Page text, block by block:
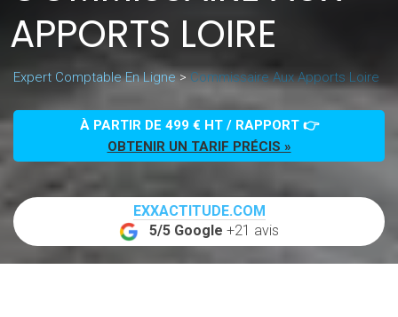
APPORTS LOIRE
Expert Comptable En Ligne>Commissaire Aux Apports Loire
À PARTIR DE 499 € HT / RAPPORT 👉
OBTENIR UN TARIF PRÉCIS »
EXXACTITUDE.COM
5/5 Google +21 avis